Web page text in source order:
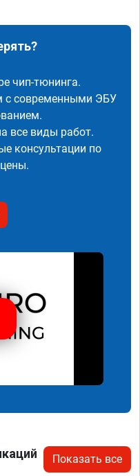
чип-тюнинга.
с современными ЭБУ
все виды работ.
консультации по
Показать все